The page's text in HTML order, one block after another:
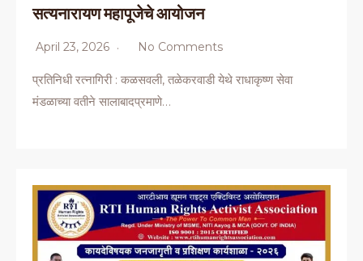
सत्यनारायण महापूजेचे आयोजन
April 23, 2026 No Comments
प्रतिनिधी रत्नागिरी : कळसवली, तळेकरवाडी येथे राधाकृष्ण सेवा
मंडळाच्या वतीने सालाबादप्रमाणे…